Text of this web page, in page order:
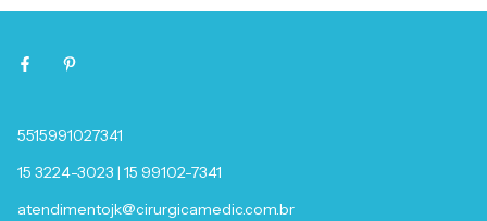
5515991027341
15 3224-3023 | 15 99102-7341
atendimentojk@cirurgicamedic.com.br